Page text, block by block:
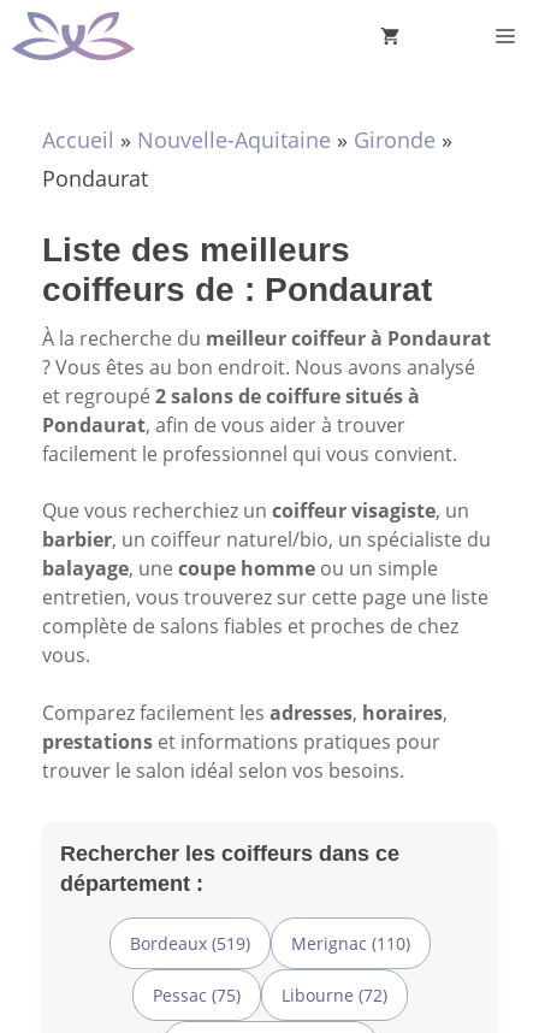
Aller
au
Accueil » Nouvelle-Aquitaine » Gironde »
Pondaurat
Liste des meilleurs
coiffeurs de : Pondaurat
À la recherche du meilleur coiffeur à Pondaurat
? Vous êtes au bon endroit. Nous avons analysé
et regroupé 2 salons de coiffure situés à
Pondaurat, afin de vous aider à trouver
facilement le professionnel qui vous convient.
Que vous recherchiez un coiffeur visagiste, un
barbier, un coiffeur naturel/bio, un spécialiste du
balayage, une coupe homme ou un simple
entretien, vous trouverez sur cette page une liste
complète de salons fiables et proches de chez
vous.
Comparez facilement les adresses, horaires,
prestations et informations pratiques pour
trouver le salon idéal selon vos besoins.
Rechercher les coiffeurs dans ce
département :
Bordeaux (519) Merignac (110)
Pessac (75) Libourne (72)